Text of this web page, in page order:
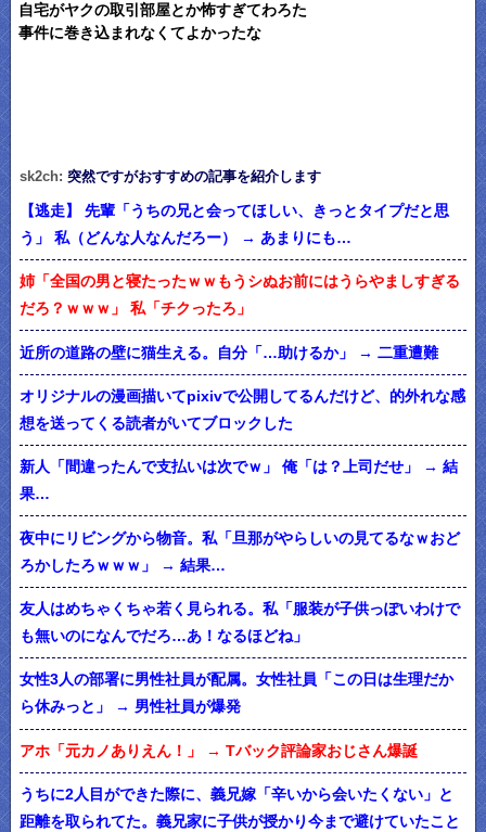
自宅がヤクの取引部屋とか怖すぎてわろた
事件に巻き込まれなくてよかったな
sk2ch: 突然ですがおすすめの記事を紹介します
【逃走】 先輩「うちの兄と会ってほしい、きっとタイプだと思
う」 私（どんな人なんだろー） → あまりにも…
姉「全国の男と寝たったｗｗもうシぬお前にはうらやましすぎる
だろ？ｗｗｗ」 私「チクったろ」
近所の道路の壁に猫生える。自分「…助けるか」 → 二重遭難
オリジナルの漫画描いてpixivで公開してるんだけど、的外れな感
想を送ってくる読者がいてブロックした
新人「間違ったんで支払いは次でｗ」 俺「は？上司だせ」 → 結
果…
夜中にリビングから物音。私「旦那がやらしいの見てるなｗおど
ろかしたろｗｗｗ」 → 結果…
友人はめちゃくちゃ若く見られる。私「服装が子供っぽいわけで
も無いのになんでだろ…あ！なるほどね」
女性3人の部署に男性社員が配属。女性社員「この日は生理だか
ら休みっと」 → 男性社員が爆発
アホ「元カノありえん！」 → Tバック評論家おじさん爆誕
うちに2人目ができた際に、義兄嫁「辛いから会いたくない」と
距離を取られてた。義兄家に子供が授かり今まで避けていたこと